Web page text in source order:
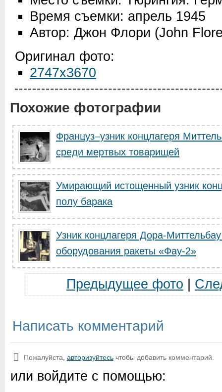
Время съемки: апрель 1945
Автор: Джон Флори (John
Оригинал фото:
2747x3670
Похожие фотографии
Француз–узник концлагеря
среди мертвых товарищей
Умирающий истощенный узник
полу барака
Узник концлагеря Дора-
оборудования ракеты «Фау-2»
Предыдущее фото
Написать комментарий
Пожалуйста, авторизуйтесь чтобы добавить комментарий.
или войдите с помощью: